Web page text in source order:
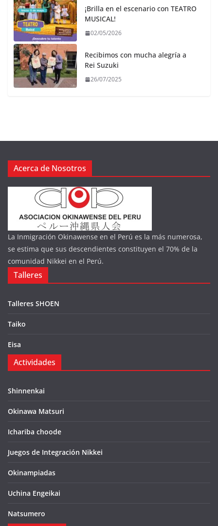
¡Brilla en el escenario con TEATRO
MUSICAL!
02/05/2026
Recibimos con mucha alegría a
Rei Suzuki
26/07/2025
Acerca de Nosotros
La Inmigración Okinawense en el Perú es la más numerosa,
se estima que sus descendientes constituyen el 70% de la
comunidad Nikkei en el Perú.
Talleres
Talleres SHOEN
Taiko
Eisa
Actividades
Shinnenkai
Okinawa Matsuri
Ichariba choode
Juegos de Integración Nikkei
Okinampiadas
Uchina Engeikai
Natsumero